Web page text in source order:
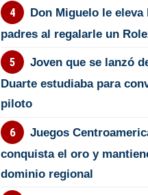
Don Miguelo le eleva
padres al regalarle un
Joven que se lanzó
Duarte estudiaba para
piloto
Juegos
conquista el oro y
dominio regional